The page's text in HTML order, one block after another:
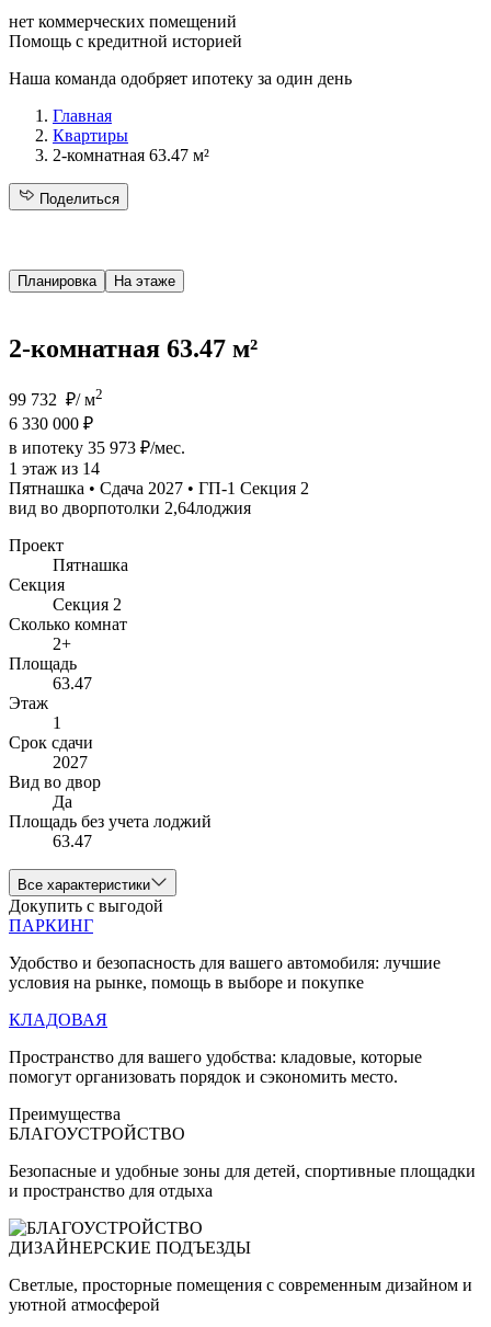
нет коммерческих помещений
Помощь с кредитной историей
Наша команда одобряет ипотеку за один день
Главная
Квартиры
2-комнатная 63.47 м²
Поделиться
Планировка На этаже
2-комнатная 63.47 м²
99 732 ₽/ м2
6 330 000 ₽
в ипотеку 35 973 ₽/мес.
1 этаж из 14
Пятнашка • Сдача 2027 • ГП-1 Секция 2
вид во дворпотолки 2,64лоджия
Проект
Пятнашка
Секция
Секция 2
Сколько комнат
2+
Площадь
63.47
Этаж
1
Срок сдачи
2027
Вид во двор
Да
Площадь без учета лоджий
63.47
Все характеристики
Докупить с выгодой
ПАРКИНГ
Удобство и безопасность для вашего автомобиля: лучшие
условия на рынке, помощь в выборе и покупке
КЛАДОВАЯ
Пространство для вашего удобства: кладовые, которые
помогут организовать порядок и сэкономить место.
Преимущества
БЛАГОУСТРОЙСТВО
Безопасные и удобные зоны для детей, спортивные площадки
и пространство для отдыха
ДИЗАЙНЕРСКИЕ ПОДЪЕЗДЫ
Светлые, просторные помещения с современным дизайном и
уютной атмосферой